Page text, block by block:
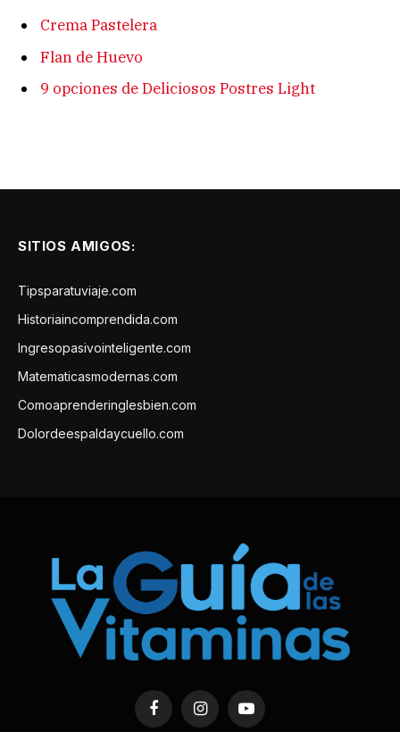
Crema Pastelera
Flan de Huevo
9 opciones de Deliciosos Postres Light
SITIOS AMIGOS:
Tipsparatuviaje.com
Historiaincomprendida.com
Ingresopasivointeligente.com
Matematicasmodernas.com
Comoaprenderinglesbien.com
Dolordeespaldaycuello.com
FacebookInstagramYouTube